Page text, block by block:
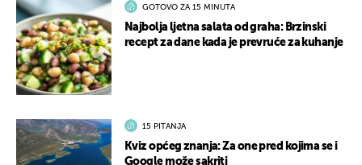
GOTOVO ZA 15 MINUTA
Najbolja ljetna salata od graha: Brzinski
recept za dane kada je prevruće za kuhanje
15 PITANJA
Kviz općeg znanja: Za one pred kojima se i
Google može sakriti